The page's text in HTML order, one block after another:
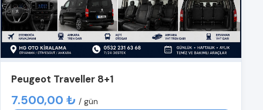
Peugeot Traveller 8+1
7.500,00 ₺ / gün